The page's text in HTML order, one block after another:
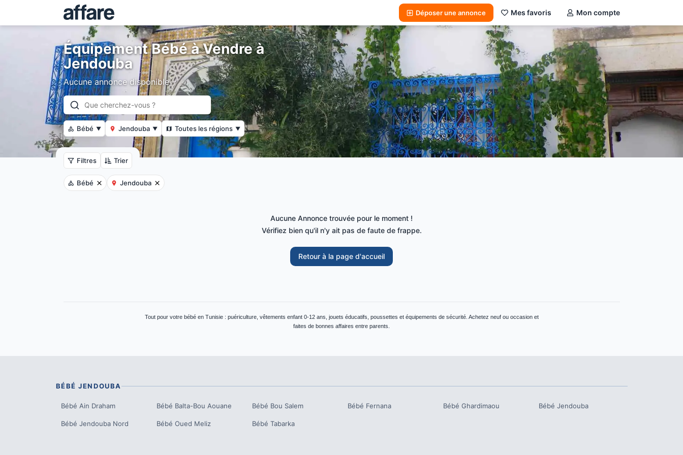
Déposer une annonce Mes favoris Mon compte
Équipement Bébé à Vendre à
Jendouba
Aucune annonce disponible
Bébé ▼ Jendouba ▼ Toutes les régions ▼
Filtres Trier
Bébé Jendouba
Aucune Annonce trouvée pour le moment !
Vérifiez bien qu'il n'y ait pas de faute de frappe.
Retour à la page d'accueil
Tout pour votre bébé en Tunisie : puériculture, vêtements enfant 0-12 ans, jouets éducatifs, poussettes et équipements de sécurité. Achetez neuf ou occasion et
faites de bonnes affaires entre parents.
BÉBÉ JENDOUBA
Bébé Ain Draham Bébé Balta-Bou Aouane Bébé Bou Salem Bébé Fernana Bébé Ghardimaou Bébé Jendouba
Bébé Jendouba Nord Bébé Oued Meliz Bébé Tabarka